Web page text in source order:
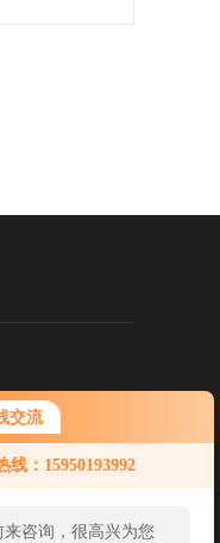
交流
线：15950193992
咨询，很高兴为您